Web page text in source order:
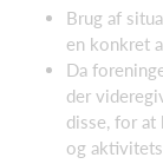
Brug af
en konkret
Da
der
disse, for
og